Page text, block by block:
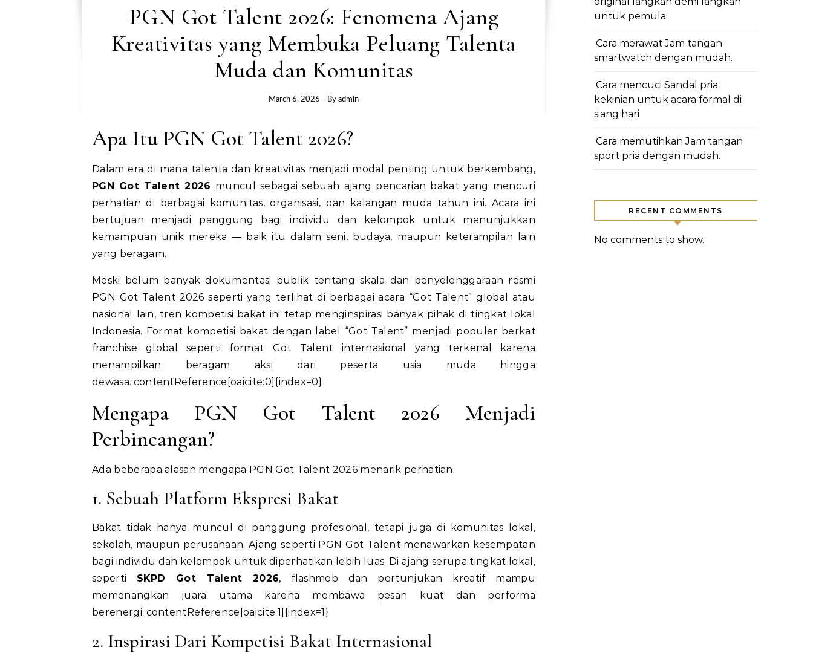
PGN Got Talent 2026: Fenomena Ajang
Kreativitas yang Membuka Peluang Talenta
Muda dan Komunitas
March 6, 2026 - By admin
Apa Itu PGN Got Talent 2026?
Dalam era di mana talenta dan kreativitas menjadi modal penting untuk berkembang,
PGN Got Talent 2026 muncul sebagai sebuah ajang pencarian bakat yang mencuri
perhatian di berbagai komunitas, organisasi, dan kalangan muda tahun ini. Acara ini
bertujuan menjadi panggung bagi individu dan kelompok untuk menunjukkan
kemampuan unik mereka — baik itu dalam seni, budaya, maupun keterampilan lain
yang beragam.
Meski belum banyak dokumentasi publik tentang skala dan penyelenggaraan resmi
PGN Got Talent 2026 seperti yang terlihat di berbagai acara “Got Talent” global atau
nasional lain, tren kompetisi bakat ini tetap menginspirasi banyak pihak di tingkat lokal
Indonesia. Format kompetisi bakat dengan label “Got Talent” menjadi populer berkat
franchise global seperti format Got Talent internasional
yang terkenal karena
menampilkan beragam aksi dari peserta usia muda hingga
dewasa.:contentReference[oaicite:0]{index=0}
Mengapa PGN Got Talent 2026 Menjadi
Perbincangan?
Ada beberapa alasan mengapa PGN Got Talent 2026 menarik perhatian:
1. Sebuah Platform Ekspresi Bakat
Bakat tidak hanya muncul di panggung profesional, tetapi juga di komunitas lokal,
sekolah, maupun perusahaan. Ajang seperti PGN Got Talent menawarkan kesempatan
bagi individu dan kelompok untuk diperhatikan lebih luas. Di ajang serupa tingkat lokal,
seperti SKPD Got Talent 2026, flashmob dan pertunjukan kreatif mampu
memenangkan juara utama karena membawa pesan kuat dan performa
berenergi.:contentReference[oaicite:1]{index=1}
2. Inspirasi Dari Kompetisi Bakat Internasional
untuk pemula.
Cara merawat Jam tangan
smartwatch dengan mudah.
Cara mencuci Sandal pria
kekinian untuk acara formal di
siang hari
Cara memutihkan Jam tangan
sport pria dengan mudah.
RECENT COMMENTS
No comments to show.